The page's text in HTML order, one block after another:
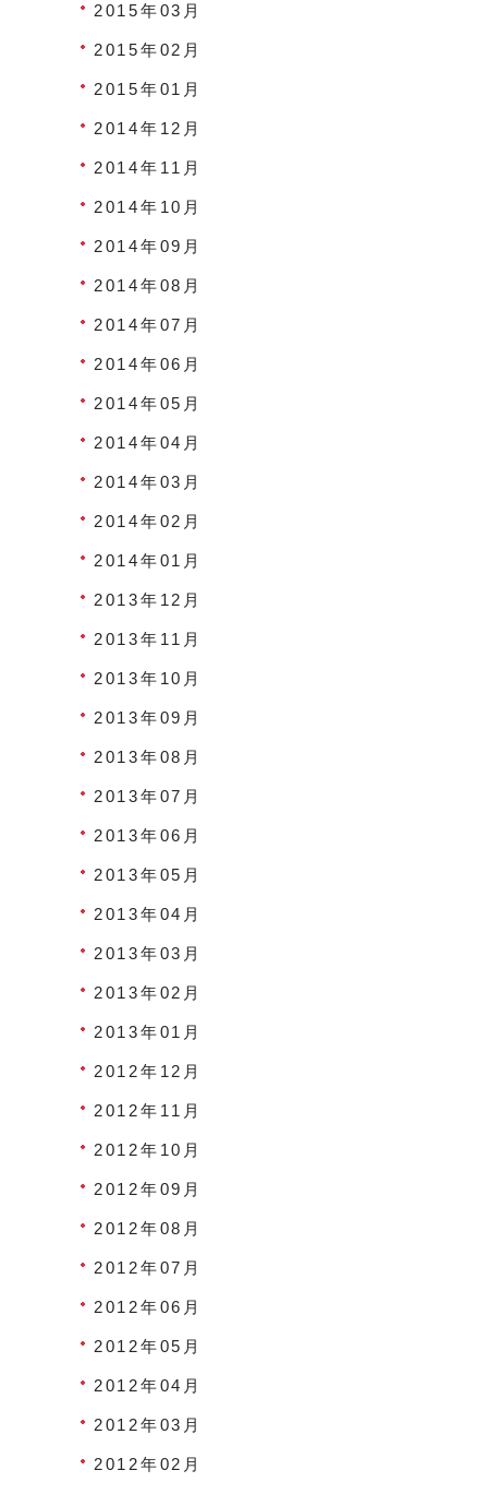
2015年03月
2015年02月
2015年01月
2014年12月
2014年11月
2014年10月
2014年09月
2014年08月
2014年07月
2014年06月
2014年05月
2014年04月
2014年03月
2014年02月
2014年01月
2013年12月
2013年11月
2013年10月
2013年09月
2013年08月
2013年07月
2013年06月
2013年05月
2013年04月
2013年03月
2013年02月
2013年01月
2012年12月
2012年11月
2012年10月
2012年09月
2012年08月
2012年07月
2012年06月
2012年05月
2012年04月
2012年03月
2012年02月